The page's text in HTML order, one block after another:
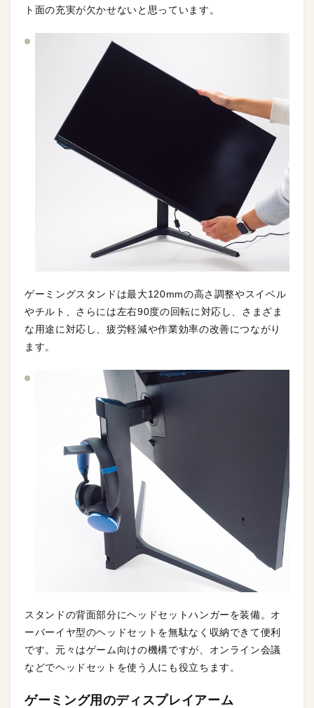
ト面の充実が欠かせないと思っています。
ゲーミングスタンドは最大120mmの高さ調整やスイベル
やチルト、さらには左右90度の回転に対応し、さまざま
な用途に対応し、疲労軽減や作業効率の改善につながり
ます。
スタンドの背面部分にヘッドセットハンガーを装備。オ
ーバーイヤ型のヘッドセットを無駄なく収納できて便利
です。元々はゲーム向けの機構ですが、オンライン会議
などでヘッドセットを使う人にも役立ちます。
ゲーミング用のディスプレイアーム